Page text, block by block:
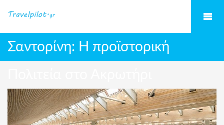
Σαντορίνη: Η προϊστορική